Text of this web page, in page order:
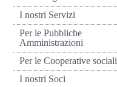
I nostri Servizi
Per le Pubbliche
Amministrazioni
Per le Cooperative sociali
I nostri Soci